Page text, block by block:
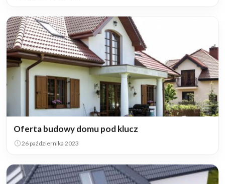
Oferta budowy domu pod klucz
26 października 2023